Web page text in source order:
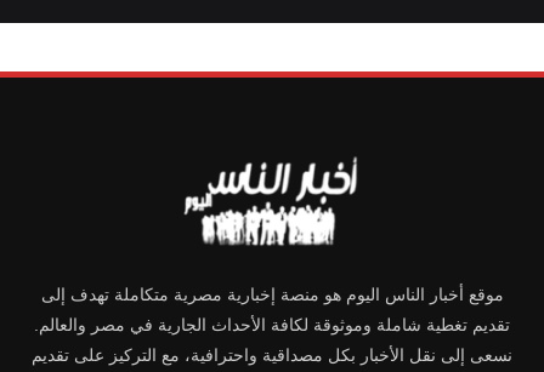
موقع أخبار الناس اليوم هو منصة إخبارية مصرية متكاملة تهدف إلى
تقديم تغطية شاملة وموثوقة لكافة الأحداث الجارية في مصر والعالم.
نسعى إلى نقل الأخبار بكل مصداقية واحترافية، مع التركيز على تقديم